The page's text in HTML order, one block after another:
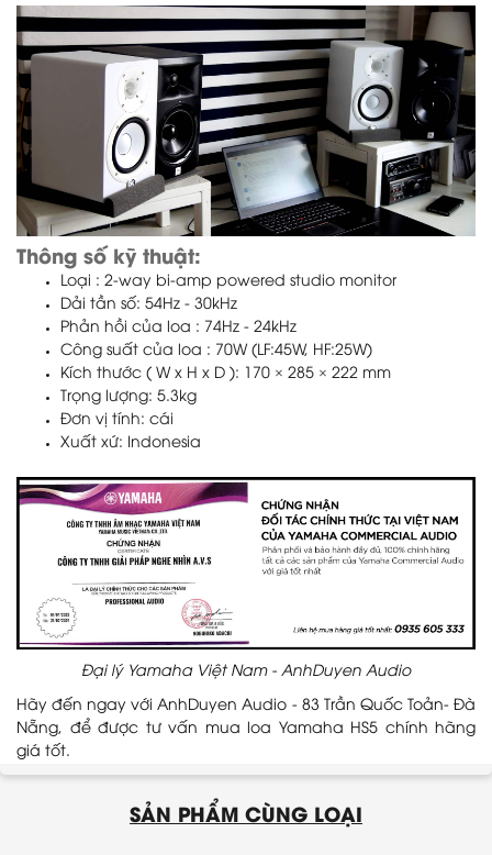
Thông số kỹ thuật:
Loại : 2-way bi-amp powered studio monitor
Dải tần số: 54Hz - 30kHz
Phản hồi của loa : 74Hz - 24kHz
Công suất của loa : 70W (LF:45W, HF:25W)
Kích thước ( W x H x D ): 170 × 285 × 222 mm
Trọng lượng: 5.3kg
Đơn vị tính: cái
Xuất xứ: Indonesia
Đại lý Yamaha Việt Nam - AnhDuyen Audio
Hãy đến ngay với AnhDuyen Audio - 83 Trần Quốc Toản- Đà
Nẵng, để được tư vấn mua loa Yamaha HS5 chính hãng
giá tốt.
SẢN PHẨM CÙNG LOẠI